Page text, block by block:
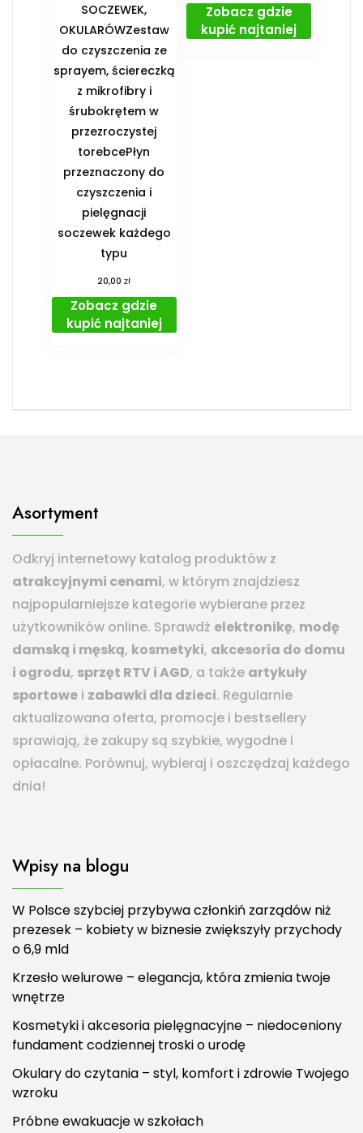
SOCZEWEK,
OKULARÓWZestaw
do czyszczenia ze
sprayem, ściereczką
z mikrofibry i
śrubokrętem w
przezroczystej
torebcePłyn
przeznaczony do
czyszczenia i
pielęgnacji
soczewek każdego
typu
20,00zł
Zobacz gdzie
kupić najtaniej
Zobacz gdzie
kupić najtaniej
Asortyment
Odkryj internetowy katalog produktów z
atrakcyjnymi cenami, w którym znajdziesz
najpopularniejsze kategorie wybierane przez
użytkowników online. Sprawdź elektronikę, modę
damską i męską, kosmetyki, akcesoria do domu
i ogrodu, sprzęt RTV i AGD, a także artykuły
sportowe i zabawki dla dzieci. Regularnie
aktualizowana oferta, promocje i bestsellery
sprawiają, że zakupy są szybkie, wygodne i
opłacalne. Porównuj, wybieraj i oszczędzaj każdego
dnia!
Wpisy na blogu
W Polsce szybciej przybywa członkiń zarządów niż
prezesek – kobiety w biznesie zwiększyły przychody
o 6,9 mld
Krzesło welurowe – elegancja, która zmienia twoje
wnętrze
Kosmetyki i akcesoria pielęgnacyjne – niedoceniony
fundament codziennej troski o urodę
Okulary do czytania – styl, komfort i zdrowie Twojego
wzroku
Próbne ewakuacje w szkołach